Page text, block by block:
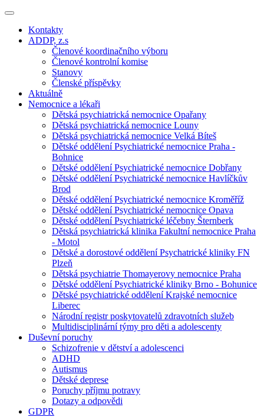
Kontakty
ADDP, z.s
Členové koordinačního výboru
Členové kontrolní komise
Stanovy
Členské příspěvky
Aktuálně
Nemocnice a lékaři
Dětská psychiatrická nemocnice Opařany
Dětská psychiatrická nemocnice Louny
Dětská psychiatrická nemocnice Velká Bíteš
Dětské oddělení Psychiatrické nemocnice Praha -
Bohnice
Dětské oddělení Psychiatrické nemocnice Dobřany
Dětské oddělení Psychiatrické nemocnice Havlíčkův
Brod
Dětské oddělení Psychiatrické nemocnice Kroměříž
Dětské oddělení Psychiatrické nemocnice Opava
Dětské oddělení Psychiatrické léčebny Šternberk
Dětská psychiatrická klinika Fakultní nemocnice Praha
- Motol
Dětské a dorostové oddělení Psychatrické kliniky FN
Plzeň
Dětská psychiatrie Thomayerovy nemocnice Praha
Dětské oddělení Psychiatrické kliniky Brno - Bohunice
Dětské psychiatrické oddělení Krajské nemocnice
Liberec
Národní registr poskytovatelů zdravotních služeb
Multidisciplinární týmy pro děti a adolescenty
Duševní poruchy
Schizofrenie v dětství a adolescenci
ADHD
Autismus
Dětské deprese
Poruchy příjmu potravy
Dotazy a odpovědi
GDPR